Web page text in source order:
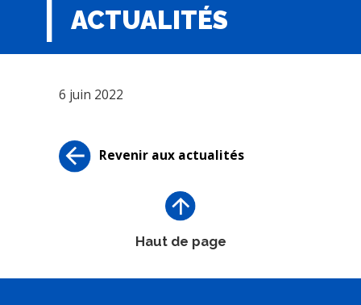
ACTUALITÉS
6 juin 2022
Revenir aux actualités
Haut de page